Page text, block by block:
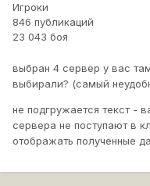
Игроки
846 публикаций
23 043 боя
выбран 4 сервер у вас
выбирали? (самый
не подгружается текст -
сервера не поступают в
отображать полученные